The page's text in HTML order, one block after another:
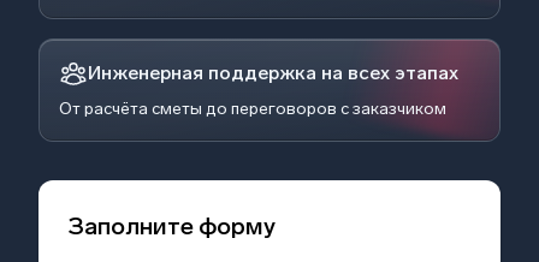
Инженерная поддержка на всех этапах
От расчёта сметы до переговоров с заказчиком
Заполните форму